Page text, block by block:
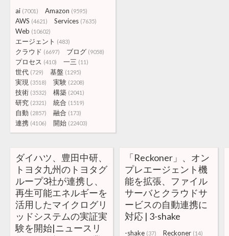
ai (7001) Amazon (9595)
AWS (4621) Services (7635)
Web (10602)
エージェント (483)
クラウド (6697) ブログ (9058)
プロセス (410) 一三 (11)
世代 (729) 基盤 (1295)
実現 (3518) 実験 (2208)
技術 (3532) 構築 (2041)
研究 (2321) 統合 (1519)
自動 (2857) 融合 (173)
連携 (4106) 開始 (22403)
ダイハツ、豊田中研、
トヨタ九州のトヨタグ
ループ3社が連携し、
再生可能エネルギーを
活用したマイクログリ
ッドシステムの実証実
験を開始|ニュースリ
「Reckoner」、オン
プレエージェント機
能を拡張、ファイル
サーバとクラウドサ
ービスの自動連携に
対応 | 3-shake
-shake (37) Reckoner (14)